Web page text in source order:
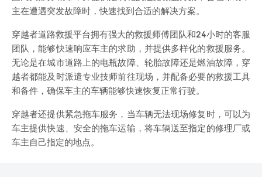
主在遭遇突发故障时，快速找到合适的解决方案。
穿越者道路救援平台拥有强大的救援师傅团队和24小时的客服
团队，能够快速响应车主的求助，并提供多样化的救援服务。
无论是在城市道路上的电瓶故障、轮胎故障还是燃油故障，穿
越者都能及时派遣专业技师前往现场，并配备必要的救援工具
和备件，确保车主的车辆能够快速恢复正常行驶。
穿越者还提供紧急拖车服务，当车辆无法现场修复时，可以为
车主提供快速、安全的拖车运输，将车辆送至指定的修理厂或
车主自己指定的地点。